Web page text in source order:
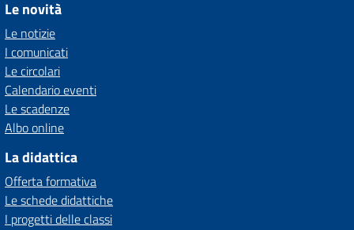
Le novità
Le notizie
I comunicati
Le circolari
Calendario eventi
Le scadenze
Albo online
La didattica
Offerta formativa
Le schede didattiche
I progetti delle classi